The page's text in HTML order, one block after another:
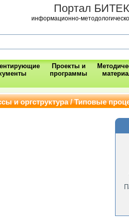
Портал
информационно-
Проекты и
программы
и оргструктура / Типовые